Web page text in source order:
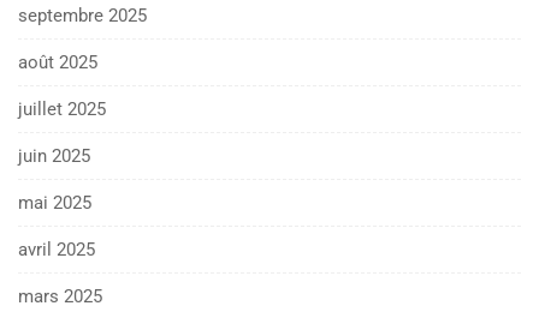
septembre 2025
août 2025
juillet 2025
juin 2025
mai 2025
avril 2025
mars 2025